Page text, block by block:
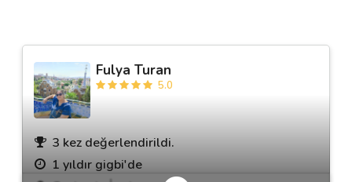
Fulya Turan
5.0
3 kez değerlendirildi.
1 yıldır gigbi'de